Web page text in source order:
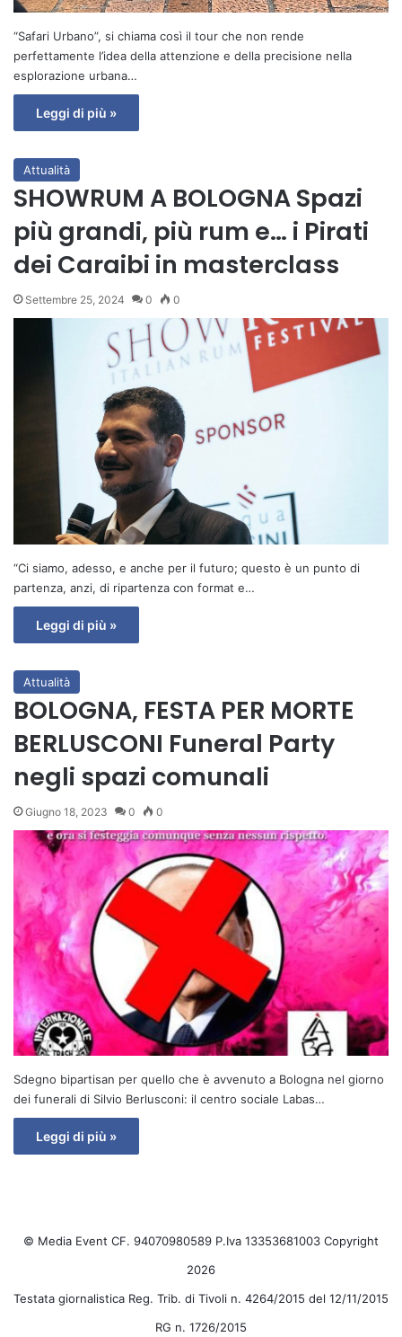
“Safari Urbano”, si chiama così il tour che non rende
perfettamente l’idea della attenzione e della precisione nella
esplorazione urbana…
Leggi di più »
Attualità
SHOWRUM A BOLOGNA Spazi
più grandi, più rum e… i Pirati
dei Caraibi in masterclass
Settembre 25, 2024 0 0
“Ci siamo, adesso, e anche per il futuro; questo è un punto di
partenza, anzi, di ripartenza con format e…
Leggi di più »
Attualità
BOLOGNA, FESTA PER MORTE
BERLUSCONI Funeral Party
negli spazi comunali
Giugno 18, 2023 0 0
Sdegno bipartisan per quello che è avvenuto a Bologna nel giorno
dei funerali di Silvio Berlusconi: il centro sociale Labas…
Leggi di più »
© Media Event CF. 94070980589 P.Iva 13353681003 Copyright
2026
Testata giornalistica Reg. Trib. di Tivoli n. 4264/2015 del 12/11/2015
RG n. 1726/2015